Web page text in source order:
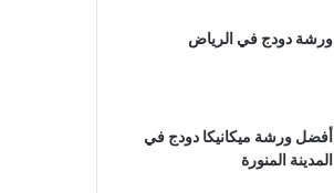
ورشة دودج في الرياض
أفضل ورشة ميكانيكا دودج في
المدينة المنورة